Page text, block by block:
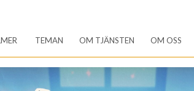
TEMAN OM TJÄNSTEN OM OSS